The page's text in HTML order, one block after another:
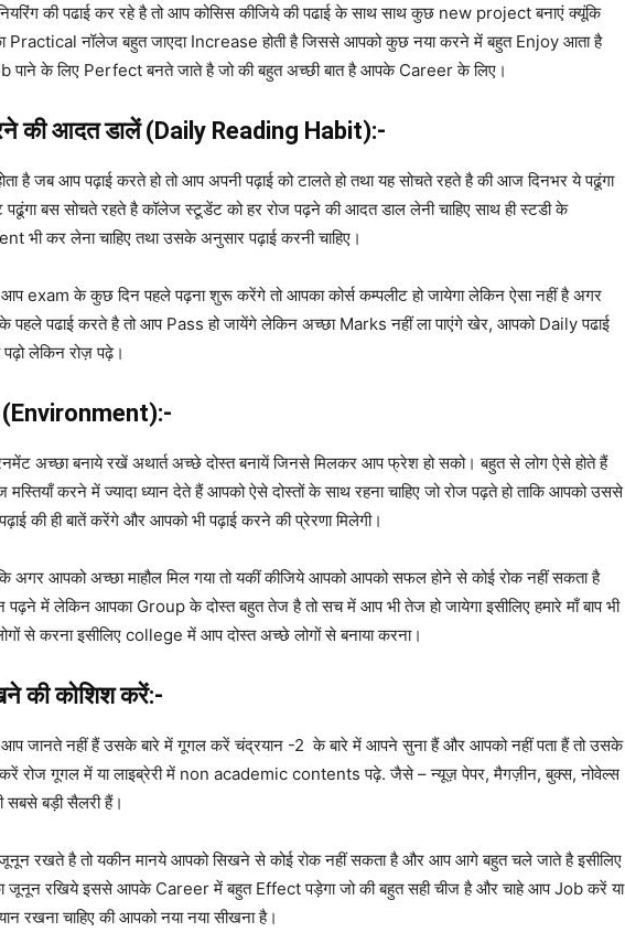
की पढाई कर रहे है तो आप कोसिस कीजिये की पढाई के साथ साथ कुछ new project बनाएं क्यूंकि
नॉलेज बहुत जाएदा Increase होती है जिससे आपको कुछ नया करने में बहुत Enjoy आता है
के लिए Perfect बनते जाते है जो की बहुत अच्छी बात है आपके Career के लिए।
की आदत डालें(Daily Reading Habit):-
है जब आप पढ़ाई करते हो तो आप अपनी पढ़ाई को टालते हो तथा यह सोचते रहते है की आज दिनभर ये पढूंगा
बस सोचते रहते है कॉलेज स्टूडेंट को हर रोज पढ़ने की आदत डाल लेनी चाहिए साथ ही स्टडी के
भी कर लेना चाहिए तथा उसके अनुसार पढ़ाई करनी चाहिए।
exam के कुछ दिन पहले पढ़ना शुरू करेंगे तो आपका कोर्स कम्पलीट हो जायेगा लेकिन ऐसा नहीं है अगर
पहले पढाई करते है तो आप Pass हो जायेंगे लेकिन अच्छा Marks नहीं ला पाएंगे खेर, आपको Daily पढाई
लेकिन रोज़ पढ़े।
अच्छा बनाये रखें अथार्त अच्छे दोस्त बनायें जिनसे मिलकर आप फ्रेश हो सको। बहुत से लोग ऐसे होते हैं
मस्तियाँ करने में ज्यादा ध्यान देते हैं आपको ऐसे दोस्तों के साथ रहना चाहिए जो रोज पढ़ते हो ताकि आपको उससे
की ही बातें करेंगे और आपको भी पढ़ाई करने की प्रेरणा मिलेगी।
अगर आपको अच्छा माहौल मिल गया तो यकीं कीजिये आपको आपको सफल होने से कोई रोक नहीं सकता है
में लेकिन आपका Group के दोस्त बहुत तेज है तो सच में आप भी तेज हो जायेगा इसीलिए हमारे माँ बाप भी
से करना इसीलिए college में आप दोस्त अच्छे लोगों से बनाया करना।
की कोशिश करें:-
आप जानते नहीं हैं उसके बारे में गूगल करें चंद्रयान -2 के बारे में आपने सुना हैं और आपको नहीं पता हैं तो उसके
करें रोज गूगल में या लाइब्रेरी में non academic contents पढ़े. जैसे – न्यूज़ पेपर, मैगज़ीन, बुक्स, नोवेल्स
सबसे बड़ी सैलरी हैं।
रखते है तो यकीन मानये आपको सिखने से कोई रोक नहीं सकता है और आप आगे बहुत चले जाते है इसीलिए
रखिये इससे आपके Career में बहुत Effect पड़ेगा जो की बहुत सही चीज है और चाहे आप Job करें या
रखना चाहिए की आपको नया नया सीखना है।